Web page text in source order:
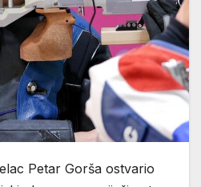
Petar Gorša ostvario